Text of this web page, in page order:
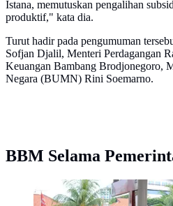
Istana, memutuskan pengalihan
produktif," kata dia.
Turut hadir pada pengumuman
Sofjan Djalil, Menteri Perdagangan
Keuangan Bambang Brodjonegoro,
Negara (BUMN) Rini Soemarno.
BBM Selama
SPBU Pertamina